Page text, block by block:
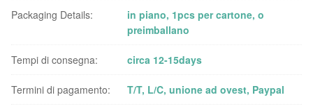
Packaging Details:
in piano, 1pcs per cartone, o
preimballano
Tempi di consegna: circa 12-15days
Termini di pagamento: T/T, L/C, unione ad ovest, Paypal